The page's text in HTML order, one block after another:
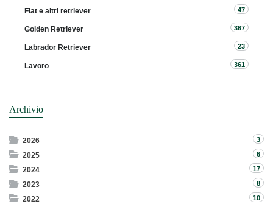
Flat e altri retriever 47
Golden Retriever 367
Labrador Retriever 23
Lavoro 361
Archivio
2026 3
2025 6
2024 17
2023 8
2022 10